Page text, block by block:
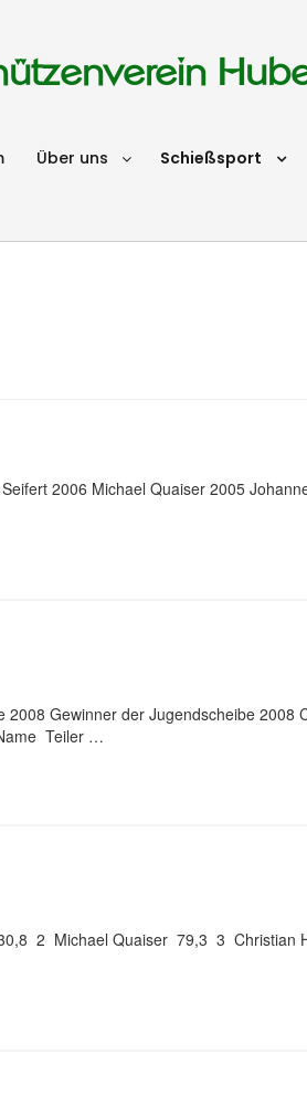
Über uns Schießsport
2006 Michael Quaiser 2005
Gewinner der Jugendscheibe 2008
Teiler …
2 Michael Quaiser 79,3 3 Christian